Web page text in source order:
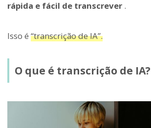
rápida e fácil de transcrever .
Isso é “transcrição de IA”.
O que é transcrição de IA?